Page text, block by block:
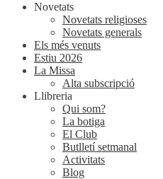
Novetats
Novetats religioses
Novetats generals
Els més venuts
Estiu 2026
La Missa
Alta subscripció
Llibreria
Qui som?
La botiga
El Club
Butlletí setmanal
Activitats
Blog